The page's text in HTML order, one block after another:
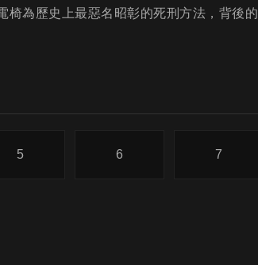
椅為歷史上最惡名昭彰的死刑方法，背後
5 6 7